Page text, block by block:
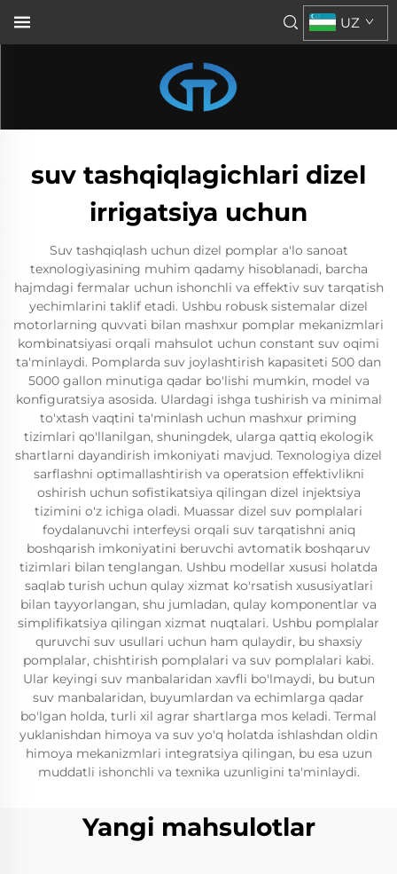
UZ
suv tashqiqlagichlari dizel
irrigatsiya uchun
Suv tashqiqlash uchun dizel pomplar a'lo sanoat
texnologiyasining muhim qadamy hisoblanadi, barcha
hajmdagi fermalar uchun ishonchli va effektiv suv tarqatish
yechimlarini taklif etadi. Ushbu robusk sistemalar dizel
motorlarning quvvati bilan mashxur pomplar mekanizmlari
kombinatsiyasi orqali mahsulot uchun constant suv oqimi
ta'minlaydi. Pomplarda suv joylashtirish kapasiteti 500 dan
5000 gallon minutiga qadar bo'lishi mumkin, model va
konfiguratsiya asosida. Ulardagi ishga tushirish va minimal
to'xtash vaqtini ta'minlash uchun mashxur priming
tizimlari qo'llanilgan, shuningdek, ularga qattiq ekologik
shartlarni dayandirish imkoniyati mavjud. Texnologiya dizel
sarflashni optimallashtirish va operatsion effektivlikni
oshirish uchun sofistikatsiya qilingan dizel injektsiya
tizimini o'z ichiga oladi. Muassar dizel suv pomplalari
foydalanuvchi interfeysi orqali suv tarqatishni aniq
boshqarish imkoniyatini beruvchi avtomatik boshqaruv
tizimlari bilan tenglangan. Ushbu modellar xususi holatda
saqlab turish uchun qulay xizmat ko'rsatish xususiyatlari
bilan tayyorlangan, shu jumladan, qulay komponentlar va
simplifikatsiya qilingan xizmat nuqtalari. Ushbu pomplalar
quruvchi suv usullari uchun ham qulaydir, bu shaxsiy
pomplalar, chishtirish pomplalari va suv pomplalari kabi.
Ular keyingi suv manbalaridan xavfli bo'lmaydi, bu butun
suv manbalaridan, buyumlardan va echimlarga qadar
bo'lgan holda, turli xil agrar shartlarga mos keladi. Termal
yuklanishdan himoya va suv yo'q holatda ishlashdan oldin
himoya mekanizmlari integratsiya qilingan, bu esa uzun
muddatli ishonchli va texnika uzunligini ta'minlaydi.
Yangi mahsulotlar